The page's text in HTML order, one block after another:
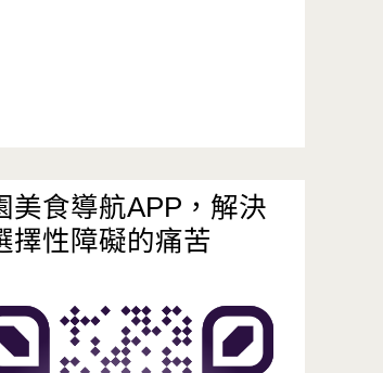
美食導航APP，解決
擇性障礙的痛苦